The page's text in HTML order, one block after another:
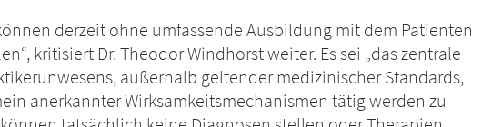
derzeit ohne umfassende Ausbildung mit dem Patienten
kritisiert Dr. Theodor Windhorst weiter. Es sei „das zentrale
außerhalb geltender medizinischer Standards,
anerkannter Wirksamkeitsmechanismen tätig werden zu